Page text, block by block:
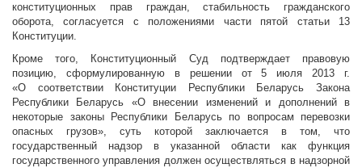
конституционных прав граждан, стабильность гражданского
оборота, согласуется с положениями части пятой статьи 13
Конституции.
Кроме того, Конституционный Суд подтверждает правовую
позицию, сформулированную в решении от 5 июля 2013 г.
«О соответствии Конституции Республики Беларусь Закона
Республики Беларусь «О внесении изменений и дополнений в
некоторые законы Республики Беларусь по вопросам перевозки
опасных грузов», суть которой заключается в том, что
государственный надзор в указанной области как функция
государственного управления должен осуществляться в надзорной